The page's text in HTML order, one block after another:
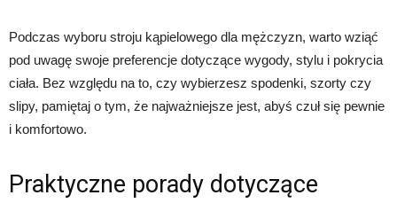
Podczas wyboru stroju kąpielowego dla mężczyzn, warto wziąć
pod uwagę swoje preferencje dotyczące wygody, stylu i pokrycia
ciała. Bez względu na to, czy wybierzesz spodenki, szorty czy
slipy, pamiętaj o tym, że najważniejsze jest, abyś czuł się pewnie
i komfortowo.
Praktyczne porady dotyczące